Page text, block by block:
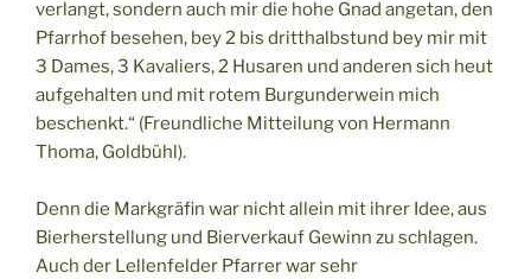
verlangt, sondern auch mir die hohe Gnad angetan, den
Pfarrhof besehen, bey 2 bis dritthalbstund bey mir mit
3 Dames, 3 Kavaliers, 2 Husaren und anderen sich heut
aufgehalten und mit rotem Burgunderwein mich
beschenkt.“ (Freundliche Mitteilung von Hermann
Thoma, Goldbühl).
Denn die Markgräfin war nicht allein mit ihrer Idee, aus
Bierherstellung und Bierverkauf Gewinn zu schlagen.
Auch der Lellenfelder Pfarrer war sehr